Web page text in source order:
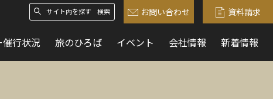
検索 お問い合わせ 資料請求
催行状況 旅のひろば イベント 会社情報 新着情報